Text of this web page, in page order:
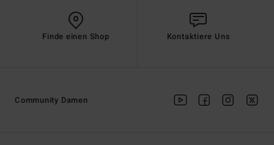
Finde einen Shop Kontaktiere Uns
Community Damen